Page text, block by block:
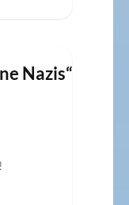
Nazis“